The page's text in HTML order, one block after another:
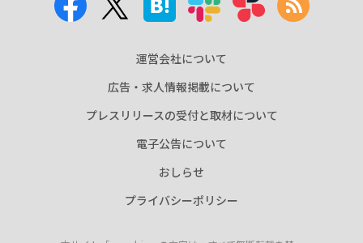
運営会社について
広告・求人情報掲載について
プレスリリースの受付と取材について
電子公告について
おしらせ
プライバシーポリシー